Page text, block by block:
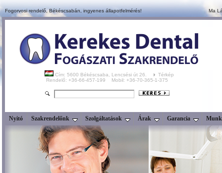
Fogorvosi rendelő, Békéscsabán, ingyenes állapotfelmérés! Ma
Cím: 5600 Békéscsaba, Lencsési út 26.
Térkép
Rendelő: +36-66-457-199 Mobil: +36-70-365-1-375
Nyitó Szakrendelőnk Szolgáltatások Árak Garancia